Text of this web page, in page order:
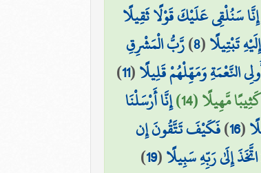
إِنَّا سَنُلْقِي عَلَيْكَ قَوْلًا ثَقِيلًا
تَبْتِيلًا(
8
)رَّبُّ الْمَشْرِقِ
النَّعْمَةِ وَمَهِّلْهُمْ قَلِيلًا(
11
)
مَّهِيلًا (14)
إِنَّا أَرْسَلْنَا
(
16
)فَكَيْفَ تَتَّقُونَ إِن
إِلَىٰ رَبِّهِ سَبِيلًا(
19
)